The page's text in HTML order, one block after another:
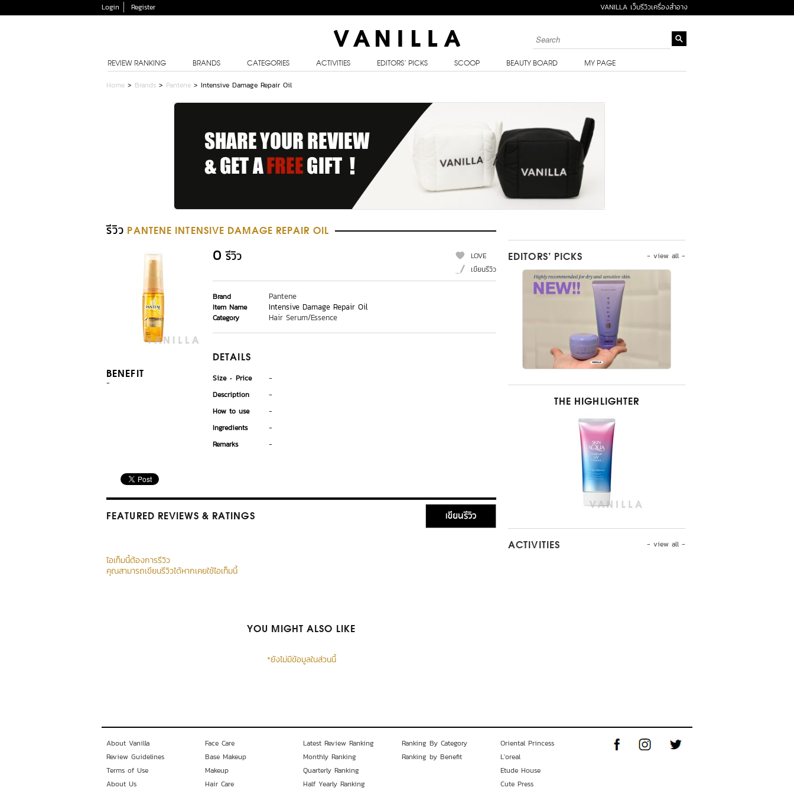
Login Register VANILLA เว็บรีวิวเครื่องสำอาง
REVIEW RANKING BRANDS CATEGORIES ACTIVITIES EDITORS’ PICKS SCOOP BEAUTY BOARD MY PAGE
Home > Brands > Pantene > Intensive Damage Repair Oil
รีวิว PANTENE INTENSIVE DAMAGE REPAIR OIL
BENEFIT
-
0 รีวิว
LOVE
เขียนรีวิว
Brand Pantene
Item Name Intensive Damage Repair Oil
Category Hair Serum/Essence
DETAILS
Size Price
-
Description
-
How to use
-
Ingredients
-
Remarks
-
FEATURED REVIEWS & RATINGS เขียนรีวิว
ไอเท็มนี้ต้องการรีวิว
คุณสามารถเขียนรีวิวได้หากเคยใช้ไอเท็มนี้
YOU MIGHT ALSO LIKE
*ยังไม่มีข้อมูลในส่วนนี้
- view all -
EDITORS’ PICKS
THE HIGHLIGHTER
- view all -
ACTIVITIES
About Vanilla
Review Guidelines
Terms of Use
About Us
Face Care
Base Makeup
Makeup
Hair Care
Latest Review Ranking
Monthly Ranking
Quarterly Ranking
Half Yearly Ranking
Ranking By Category
Ranking by Benefit
Oriental Princess
L'oreal
Etude House
Cute Press